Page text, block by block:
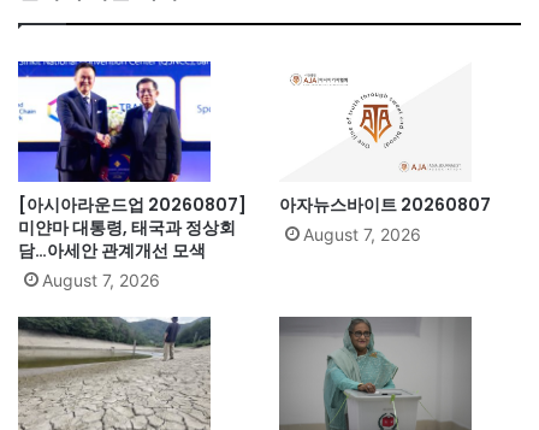
[아시아라운드업 20260807]
미얀마 대통령, 태국과 정상회
담…아세안 관계개선 모색
August 7, 2026
아자뉴스바이트 20260807
August 7, 2026